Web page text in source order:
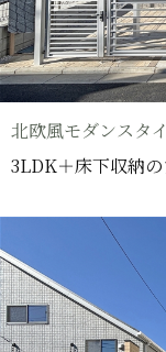
北欧風モダンスタ
3LDK＋床下収納